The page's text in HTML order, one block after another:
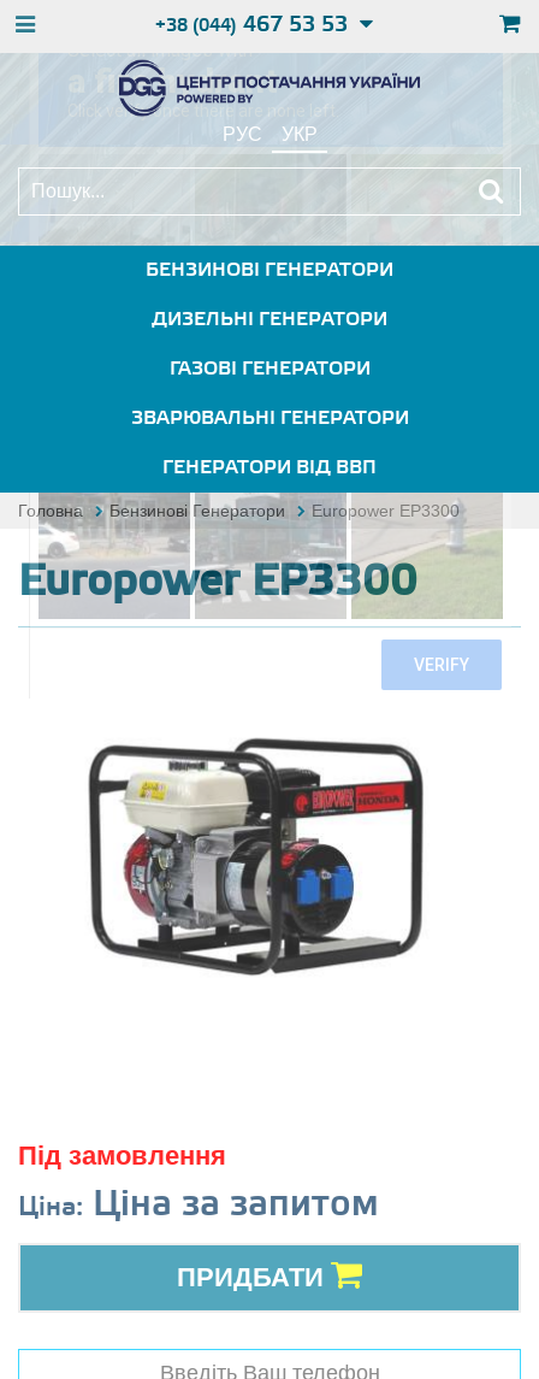
+38 (044) 467 53 53
РУС УКР
БЕНЗИНОВІ ГЕНЕРАТОРИ
ДИЗЕЛЬНІ ГЕНЕРАТОРИ
ГАЗОВІ ГЕНЕРАТОРИ
ЗВАРЮВАЛЬНІ ГЕНЕРАТОРИ
ГЕНЕРАТОРИ ВІД ВВП
Головна Бензинові Генератори Europower EP3300
Europower EP3300
Під замовлення
Ціна: Ціна за запитом
ПРИДБАТИ